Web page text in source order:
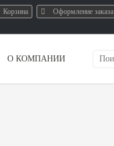
Корзина Оформление заказа
О КОМПАНИИ